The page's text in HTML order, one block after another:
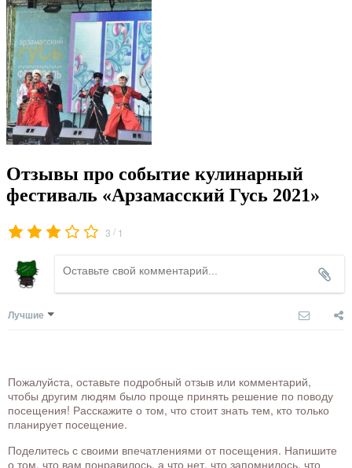
Отзывы про событие кулинарный
фестиваль «Арзамасский Гусь 2021»
3 / 1
Лучшие
Пожалуйста, оставьте подробный отзыв или комментарий,
чтобы другим людям было проще принять решение по поводу
посещения! Расскажите о том, что стоит знать тем, кто только
планирует посещение.
Поделитесь с своими впечатлениями от посещения. Напишите
о том, что вам понравилось, а что нет, что запомнилось, что